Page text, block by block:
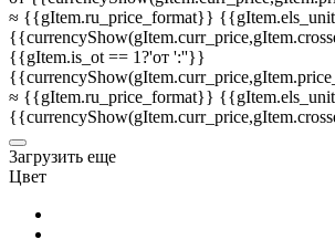
≈ {{gItem.ru_price_format}}
{{gItem.is_ot == 1?'от ':''}}
≈ {{gItem.ru_price_format}}
3агрузить еще
Цвет